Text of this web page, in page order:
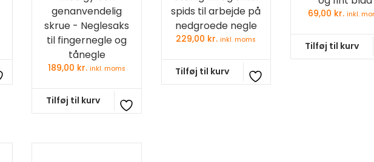
genanvendelig
skrue - Neglesaks
til fingernegle og
tånegle
189,00 kr. inkl. moms
Tilføj til kurv
spids til arbejde på
nedgroede negle
229,00 kr. inkl. moms
Tilføj til kurv
69,00 kr. inkl.
Tilføj til kurv